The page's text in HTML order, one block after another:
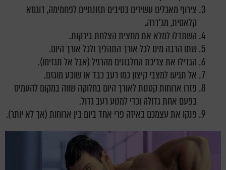
צירוף מאכלים עשירים בסיבים תזונתיים לפחמימה, דוגמא
קלאסית, מג'דרה.
השתדלו למלא את מחצית הצלחת בירקות.
שתו הרבה מים לכל אורך התהליך ולכל אורך היום.
הגדילו את צריכת החלבונים מהרגיל (אבל אל תגזימו).
אל תגיעו למצבי קיצון כמו רעב כבד או שובע מוגזם.
פזרו ארוחות קטנות לאורך היום בחלוקה שווה במקום להעמיס
בפעם אחת גדולה וכדי למנוע רעב גדול.
פנקו את עצמכם באיזה פרי אחד ביום בין ארוחות (אך לא יותר).